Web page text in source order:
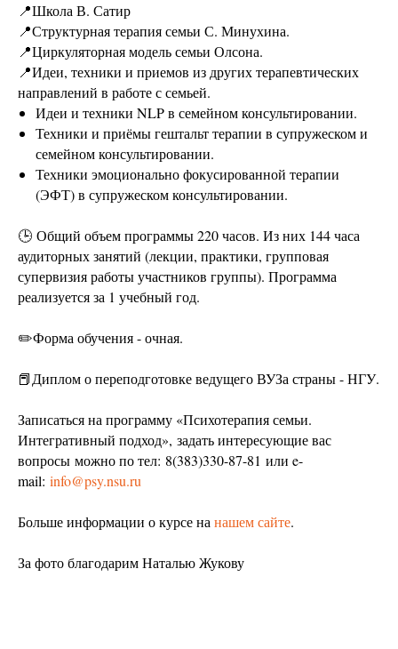
📍Школа В. Сатир
📍Структурная терапия семьи С. Минухина.
📍Циркуляторная модель семьи Олсона.
📍Идеи, техники и приемов из других терапевтических
направлений в работе с семьей.
Идеи и техники NLP в семейном консультировании.
Техники и приёмы гештальт терапии в супружеском и
семейном консультировании.
Техники эмоционально фокусированной терапии
(ЭФТ) в супружеском консультировании.
🕒 Общий объем программы 220 часов. Из них 144 часа
аудиторных занятий (лекции, практики, групповая
супервизия работы участников группы). Программа
реализуется за 1 учебный год.
✏️Форма обучения - очная.
📕Диплом о переподготовке ведущего ВУЗа страны - НГУ.
Записаться на программу «Психотерапия семьи.
Интегративный подход», задать интересующие вас
вопросы можно по тел: 8(383)330-87-81 или e-
mail: info@psy.nsu.ru
Больше информации о курсе на нашем сайте.
За фото благодарим Наталью Жукову